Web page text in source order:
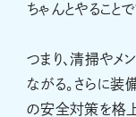
ちゃんとやること
つまり、清掃やメ
ながる。さらに装
の安全対策を格